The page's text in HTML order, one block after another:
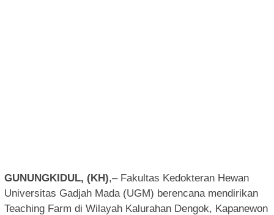
GUNUNGKIDUL, (KH),– Fakultas Kedokteran Hewan
Universitas Gadjah Mada (UGM) berencana mendirikan
Teaching Farm di Wilayah Kalurahan Dengok, Kapanewon